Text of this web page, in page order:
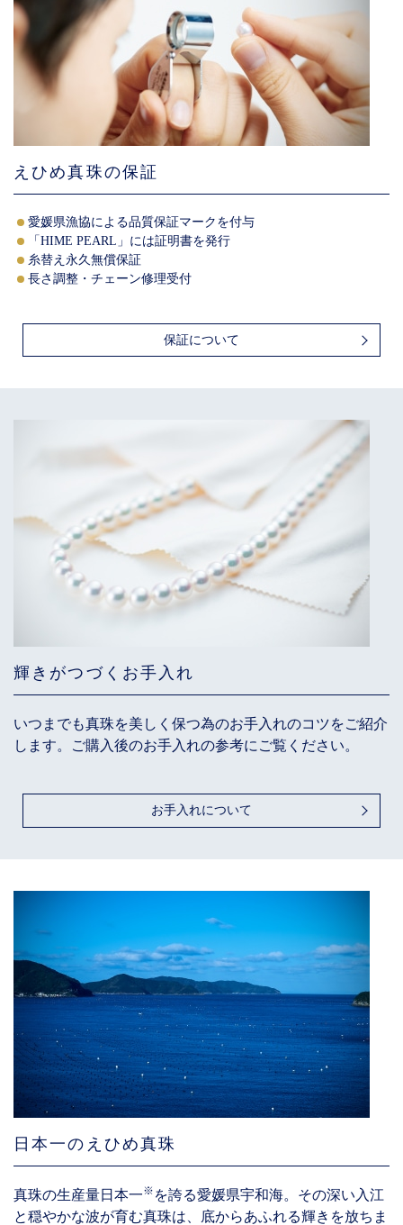
えひめ真珠の保証
愛媛県漁協による品質保証マークを付与
「HIME PEARL」には証明書を発行
糸替え永久無償保証
長さ調整・チェーン修理受付
保証について
輝きがつづくお手入れ
いつまでも真珠を美しく保つ為のお手入れのコツをご紹介
します。ご購入後のお手入れの参考にご覧ください。
お手入れについて
日本一のえひめ真珠
真珠の生産量日本一※ を誇る愛媛県宇和海。その深い入江
と穏やかな波が育む真珠は、底からあふれる輝きを放ちま